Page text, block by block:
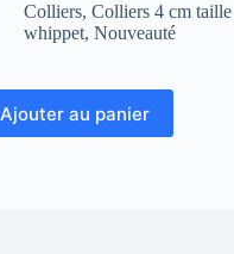
Colliers, Colliers 4 cm taille
whippet, Nouveauté
Ajouter au panier